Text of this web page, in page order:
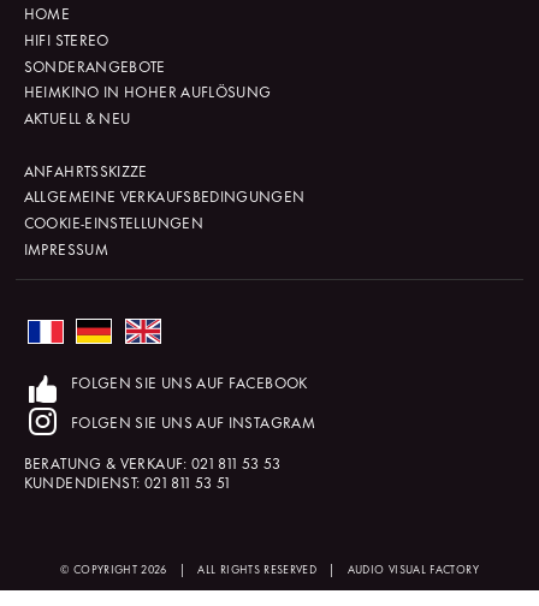
HOME
HIFI STEREO
SONDERANGEBOTE
HEIMKINO IN HOHER AUFLÖSUNG
AKTUELL & NEU
ANFAHRTSSKIZZE
ALLGEMEINE VERKAUFSBEDINGUNGEN
COOKIE-EINSTELLUNGEN
IMPRESSUM
FOLGEN SIE UNS AUF FACEBOOK
FOLGEN SIE UNS AUF INSTAGRAM
BERATUNG & VERKAUF: 021 811 53 53
KUNDENDIENST: 021 811 53 51
© COPYRIGHT 2026 | ALL RIGHTS RESERVED | AUDIO VISUAL FACTORY